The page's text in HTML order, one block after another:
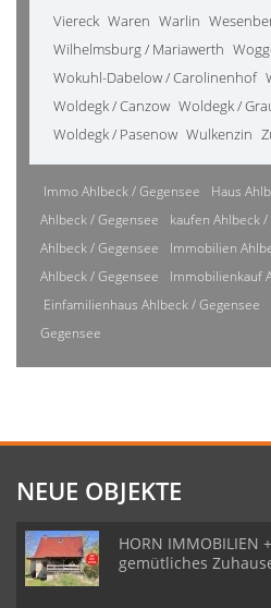
Viereck Waren Warlin
Wilhelmsburg / Mariawerth
Wokuhl-Dabelow / Carolinenhof
Woldegk / Canzow Woldegk /
Woldegk / Pasenow Wulkenzin
Immo Ahlbeck / Gegensee Haus
Ahlbeck / Gegensee
kaufen Ahlbeck
Ahlbeck / Gegensee
Immobilien
Ahlbeck / Gegensee
Immobilienkauf
Einfamilienhaus Ahlbeck / Gegensee
Gegensee
NEUE OBJEKTE
HORN IMMOBILIEN
gemütliches